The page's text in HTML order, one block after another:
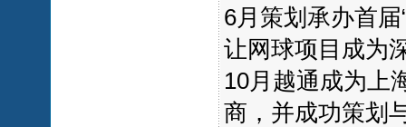
6月策划承办首
让网球项目成为
10月越通成为上
商，并成功策划